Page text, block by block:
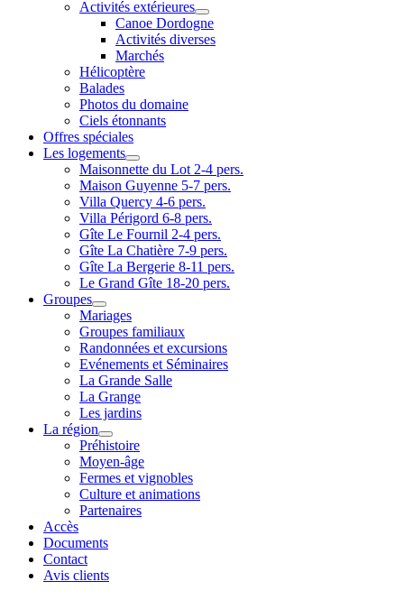
Activités extérieures
Canoe Dordogne
Activités diverses
Marchés
Hélicoptère
Balades
Photos du domaine
Ciels étonnants
Offres spéciales
Les logements
Maisonnette du Lot 2-4 pers.
Maison Guyenne 5-7 pers.
Villa Quercy 4-6 pers.
Villa Périgord 6-8 pers.
Gîte Le Fournil 2-4 pers.
Gîte La Chatière 7-9 pers.
Gîte La Bergerie 8-11 pers.
Le Grand Gîte 18-20 pers.
Groupes
Mariages
Groupes familiaux
Randonnées et excursions
Evénements et Séminaires
La Grande Salle
La Grange
Les jardins
La région
Préhistoire
Moyen-âge
Fermes et vignobles
Culture et animations
Partenaires
Accès
Documents
Contact
Avis clients